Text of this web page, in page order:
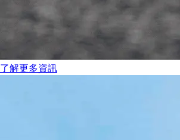
了解更多資訊